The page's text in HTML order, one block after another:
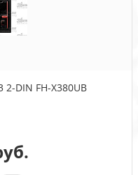
2-DIN FH-X380UB